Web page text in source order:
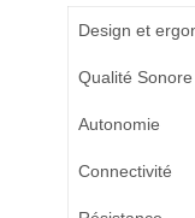
Design et
Qualité Sonore
Autonomie
Connectivité